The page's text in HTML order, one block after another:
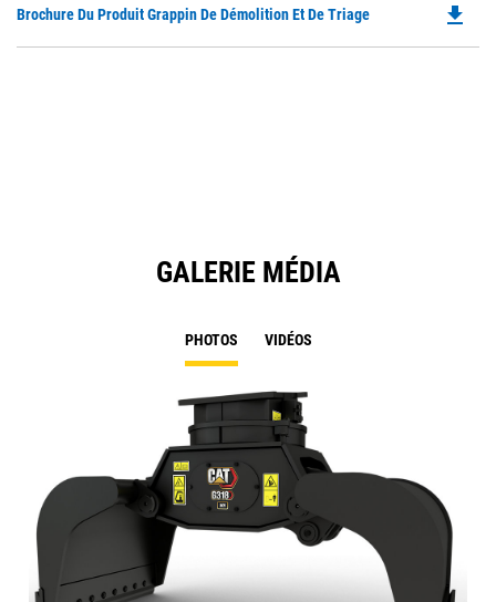
Brochure Du Produit Grappin De Démolition Et De Triage file_download
GALERIE MÉDIA
PHOTOS VIDÉOS